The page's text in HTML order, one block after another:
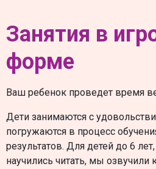
Занятия в
форме
Ваш ребенок проведет время
Дети занимаются с
погружаются в процесс
результатов. Для детей до 6
научились читать, мы озвучили